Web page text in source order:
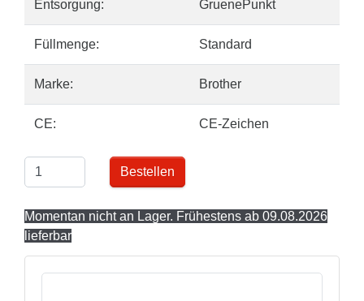
Entsorgung: GruenePunkt
Füllmenge: Standard
Marke: Brother
CE: CE-Zeichen
Bestellen
Momentan nicht an Lager. Frühestens ab 09.08.2026
lieferbar